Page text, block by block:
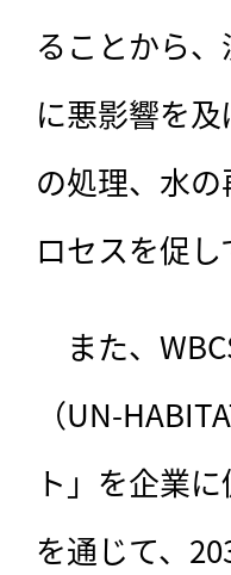
ることから
に悪影響を
の処理、水
ロセスを促し
また、
（UN-
ト」を企業
を通じて、